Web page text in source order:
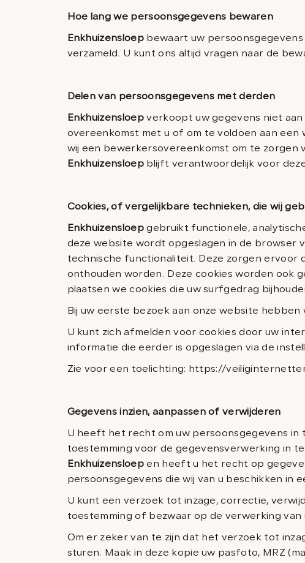
Hoe lang we persoonsgegevens bewaren
Enkhuizensloepbewaart uw persoonsgegevens
verzameld. U kunt ons altijd vragen naar de
Delen van persoonsgegevens met derden
Enkhuizensloepverkoopt uw gegevens niet
overeenkomst met u of om te voldoen aan
wij een bewerkersovereenkomst om te zorgen
Enkhuizensloepblijft verantwoordelijk voor
Cookies, of vergelijkbare technieken, die wij
Enkhuizensloepgebruikt functionele,
deze website wordt opgeslagen in de browser
technische functionaliteit. Deze zorgen ervoor
onthouden worden. Deze cookies worden ook
plaatsen we cookies die uw surfgedrag
Bij uw eerste bezoek aan onze website
U kunt zich afmelden voor cookies door uw
informatie die eerder is opgeslagen via de
Zie voor een toelichting: https://
Gegevens inzien, aanpassen of verwijderen
U heeft het recht om uw persoonsgegevens
toestemming voor de gegevensverwerking in
Enkhuizensloepen heeft u het recht op
persoonsgegevens die wij van u beschikken in
U kunt een verzoek tot inzage, correctie,
toestemming of bezwaar op de verwerking
Om er zeker van te zijn dat het verzoek tot
sturen. Maak in deze kopie uw pasfoto, MRZ